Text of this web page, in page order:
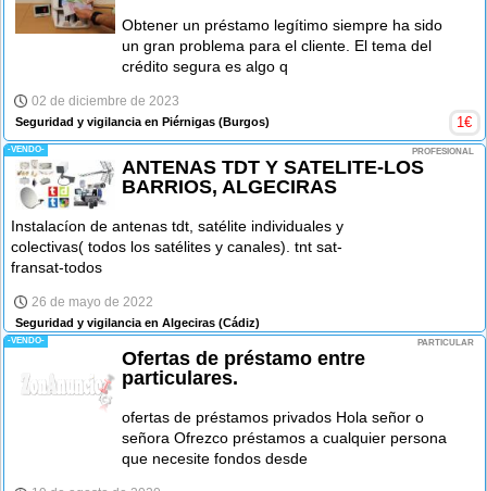
Obtener un préstamo legítimo siempre ha sido
un gran problema para el cliente. El tema del
crédito segura es algo q
02 de diciembre de 2023
Seguridad y vigilancia en Piérnigas (Burgos) 1€
-VENDO- PROFESIONAL
ANTENAS TDT Y SATELITE-LOS
BARRIOS, ALGECIRAS
Instalacíon de antenas tdt, satélite individuales y
colectivas( todos los satélites y canales). tnt sat-
fransat-todos
26 de mayo de 2022
Seguridad y vigilancia en Algeciras (Cádiz)
-VENDO- PARTICULAR
Ofertas de préstamo entre
particulares.
ofertas de préstamos privados Hola señor o
señora Ofrezco préstamos a cualquier persona
que necesite fondos desde